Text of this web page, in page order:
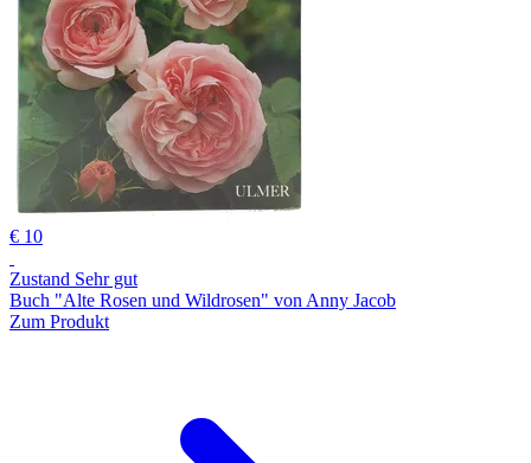
€ 10
Zustand Sehr gut
Buch "Alte Rosen und Wildrosen" von Anny Jacob
Zum Produkt